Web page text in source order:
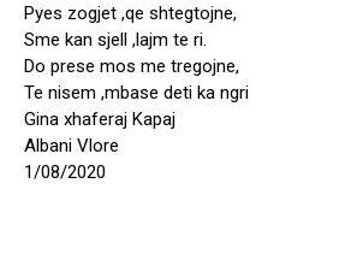
Pyes zogjet ,qe shtegtojne,
Sme kan sjell ,lajm te ri.
Do prese mos me tregojne,
Te nisem ,mbase deti ka ngri
Gina xhaferaj Kapaj
Albani Vlore
1/08/2020